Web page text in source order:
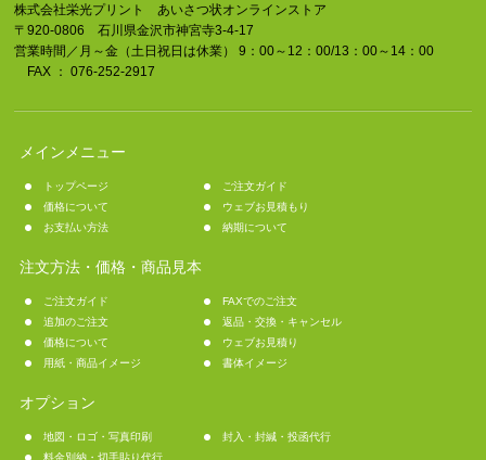
株式会社栄光プリント あいさつ状オンラインストア
〒920-0806 石川県金沢市神宮寺3-4-17
営業時間／月～金（土日祝日は休業） 9：00～12：00/13：00～14：00
FAX ： 076-252-2917
メインメニュー
トップページ
ご注文ガイド
価格について
ウェブお見積もり
お支払い方法
納期について
注文方法・価格・商品見本
ご注文ガイド
FAXでのご注文
追加のご注文
返品・交換・キャンセル
価格について
ウェブお見積り
用紙・商品イメージ
書体イメージ
オプション
地図・ロゴ・写真印刷
封入・封緘・投函代行
料金別納・切手貼り代行